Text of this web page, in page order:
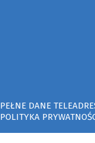
PEŁNE DANE
POLITYKA